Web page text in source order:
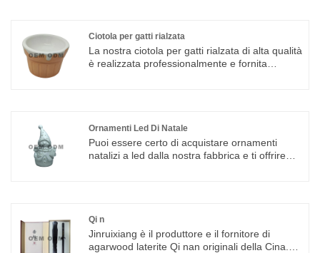
controlliamo l'intero processo produttivo, dalla
selezione delle materie prime alla cottura
finale, garantendo qualità costante e autentica
Ciotola per gatti rialzata
La nostra ciotola per gatti rialzata di alta qualità
è realizzata professionalmente e fornita
produzione di ceramica. In qualità di vero
produttore che integra ricerca e sviluppo
indipendenti, sviluppo di stampi, produzione di
rigorosamente ogni processo di produzione,
dalla selezione delle materie prime di caolino di
elevata purezza, alla cottura ad alta
Ornamenti Led Di Natale
Puoi essere certo di acquistare ornamenti
natalizi a led dalla nostra fabbrica e ti offriremo
Qi n
Jinruixiang è il produttore e il fornitore di
agarwood laterite Qi nan originali della Cina.